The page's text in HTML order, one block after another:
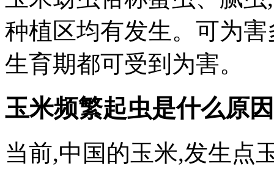
种植区均有发生。可为
生育期都可受到为害。
玉米频繁起虫是什么原
当前,中国的玉米,发生点